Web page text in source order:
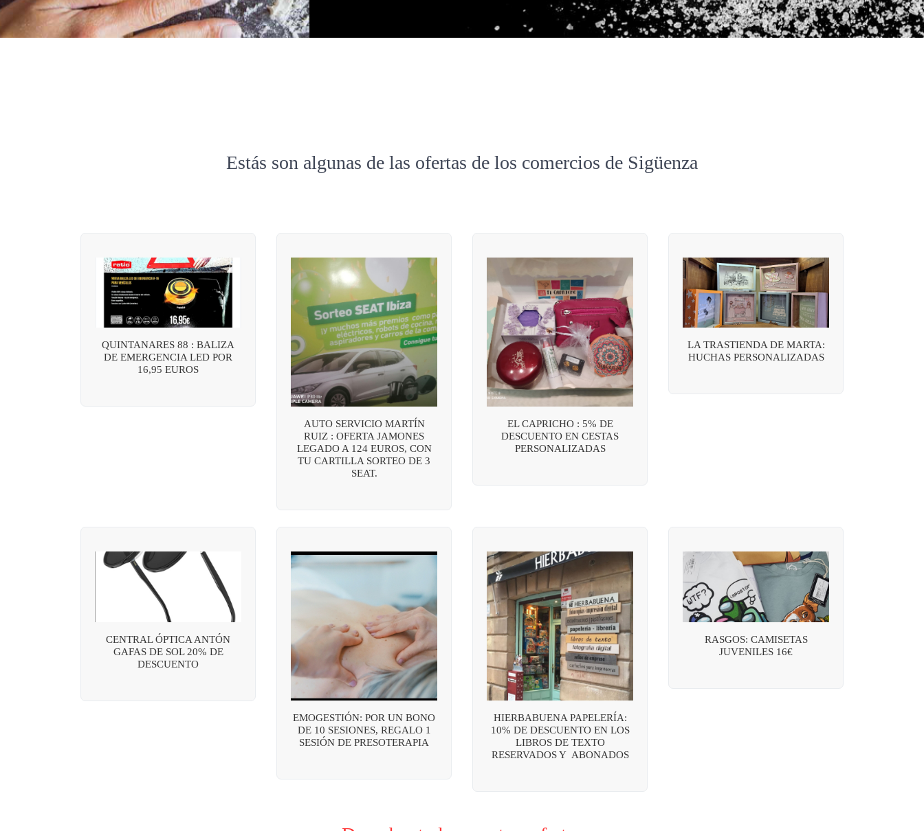
Estás son algunas de las ofertas de los comercios de Sigüenza
QUINTANARES 88 : BALIZA
DE EMERGENCIA LED POR
16,95 EUROS
AUTO SERVICIO MARTÍN
RUIZ : OFERTA JAMONES
LEGADO A 124 EUROS, CON
TU CARTILLA SORTEO DE 3
SEAT.
EL CAPRICHO : 5% DE
DESCUENTO EN CESTAS
PERSONALIZADAS
LA TRASTIENDA DE MARTA:
HUCHAS PERSONALIZADAS
CENTRAL ÓPTICA ANTÓN
GAFAS DE SOL 20% DE
DESCUENTO
EMOGESTIÓN: POR UN BONO
DE 10 SESIONES, REGALO 1
SESIÓN DE PRESOTERAPIA
HIERBABUENA PAPELERÍA:
10% DE DESCUENTO EN LOS
LIBROS DE TEXTO
RESERVADOS Y ABONADOS
RASGOS: CAMISETAS
JUVENILES 16€